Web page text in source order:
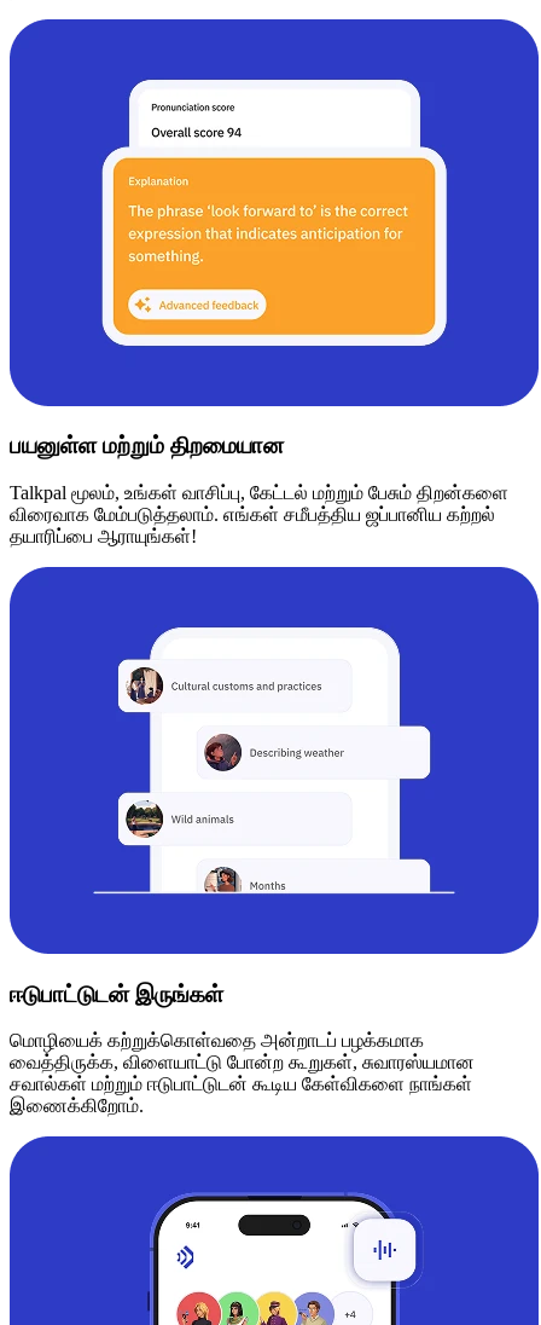
பயனுள்ள மற்றும் திறமையான
Talkpal மூலம், உங்கள் வாசிப்பு, கேட்டல் மற்றும் பேசும் திறன்களை
விரைவாக மேம்படுத்தலாம். எங்கள் சமீபத்திய ஜப்பானிய கற்றல்
தயாரிப்பை ஆராயுங்கள்!
ஈடுபாட்டுடன் இருங்கள்
மொழியைக் கற்றுக்கொள்வதை அன்றாடப் பழக்கமாக
வைத்திருக்க, விளையாட்டு போன்ற கூறுகள், சுவாரஸ்யமான
சவால்கள் மற்றும் ஈடுபாட்டுடன் கூடிய கேள்விகளை நாங்கள்
இணைக்கிறோம்.